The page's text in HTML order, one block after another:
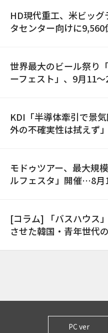
HD現代重工、米ビッグ
タセンター向けに9,560
世界最大のビール祭り
ーフェスト」、9月11
KDI「半導体牽引で景
外の不確実性は拭えず」
モドゥツアー、最大規
ルフェスタ」開催…8月
[コラム] 「バスハウス
させた韓国・青年世代
PC ver